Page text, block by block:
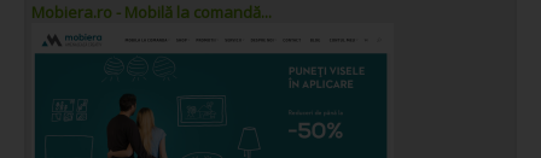
Mobiera.ro - Mobilă la comandă...